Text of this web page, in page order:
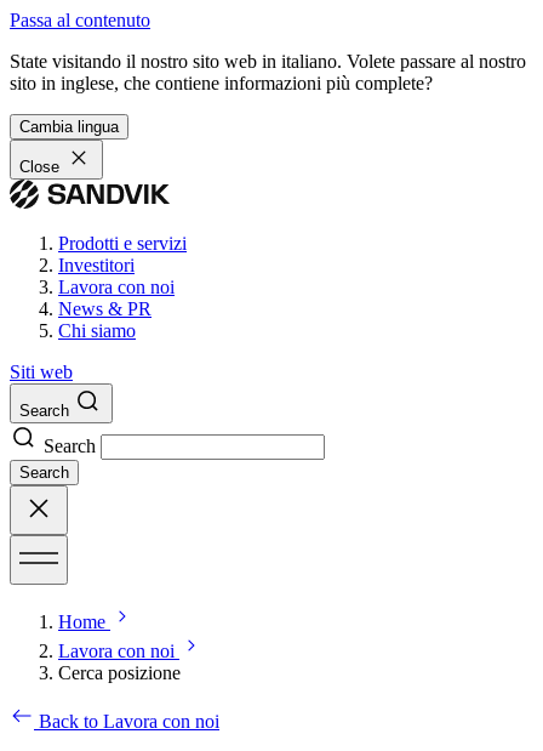
Passa al contenuto
State visitando il nostro sito web in italiano. Volete passare al nostro
sito in inglese, che contiene informazioni più complete?
Cambia lingua
Close
Prodotti e servizi
Investitori
Lavora con noi
News & PR
Chi siamo
Siti web
Search
Search
Search
Home
Lavora con noi
Cerca posizione
Back to Lavora con noi